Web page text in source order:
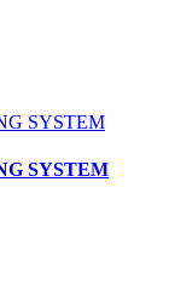
SYSTEM